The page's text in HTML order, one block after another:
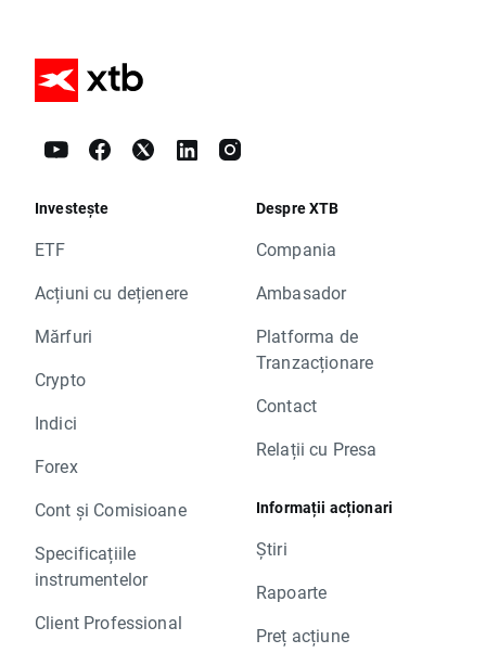
Investește
ETF
Acțiuni cu dețienere
Mărfuri
Crypto
Indici
Forex
Cont și Comisioane
Specificațiile
instrumentelor
Client Professional
Despre XTB
Compania
Ambasador
Platforma de
Tranzacționare
Contact
Relații cu Presa
Informații acționari
Știri
Rapoarte
Preț acțiune